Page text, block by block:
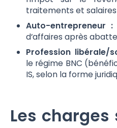
traitements et salaires
Auto-entrepreneur :
d’affaires après
Profession libérale/
le régime BNC
IS, selon la forme
Les charges